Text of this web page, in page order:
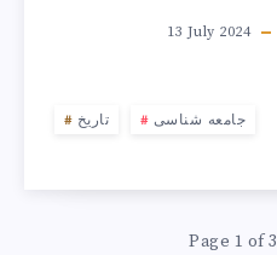
13 July 2024
تاریخ جامعه شناسی
Page 1 of 3